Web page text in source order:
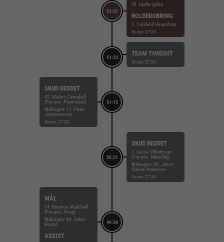
51:37
29. Hjalte Lykke
BOLDEROBRING
3. Carl-Emil Haunstrup
Score: 27-24
51:23
TEAM TIMEOUT
Score: 27-24
51:15
SKUD REDDET
42. Matias Campbell
(Fra pos. Playmaker)
Målvogter: 12. Peter
Johannesson
Score: 27-24
50:21
SKUD REDDET
7. Lasse Vilhelmsen
(Fra pos. Højre fløj)
Målvogter: 29. Jimmi
Gabriel Andersen
Score: 27-24
49:38
MÅL
14. Rasmus Madsbøll
(Fra pos. Streg)
Målvogter: 64. Salah
Boutaf
ASSIST